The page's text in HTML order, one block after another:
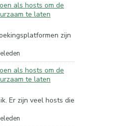
als hosts om de
te laten
zijn
als hosts om de
te laten
Er zijn veel hosts die